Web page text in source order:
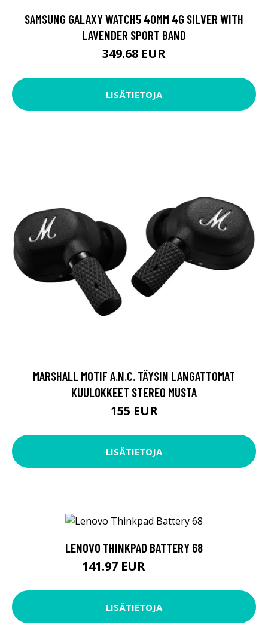
SAMSUNG GALAXY WATCH5 40MM 4G SILVER WITH
LAVENDER SPORT BAND
349.68 EUR
LISÄTIETOJA
MARSHALL MOTIF A.N.C. TÄYSIN LANGATTOMAT
KUULOKKEET STEREO MUSTA
155 EUR
LISÄTIETOJA
LENOVO THINKPAD BATTERY 68
141.97 EUR
LISÄTIETOJA